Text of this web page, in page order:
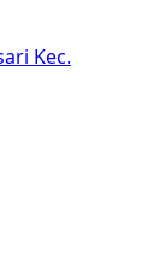
Kec.